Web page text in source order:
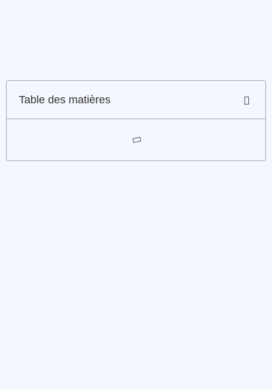
Table des matières